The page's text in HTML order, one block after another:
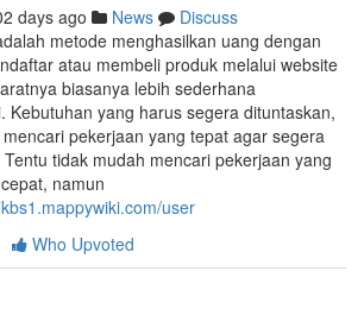
days ago News
Discuss
metode menghasilkan uang dengan
atau membeli produk melalui website
biasanya lebih sederhana
Kebutuhan yang harus segera dituntaskan,
pekerjaan yang tepat agar segera
tidak mudah mencari pekerjaan yang
namun
user
Who Upvoted